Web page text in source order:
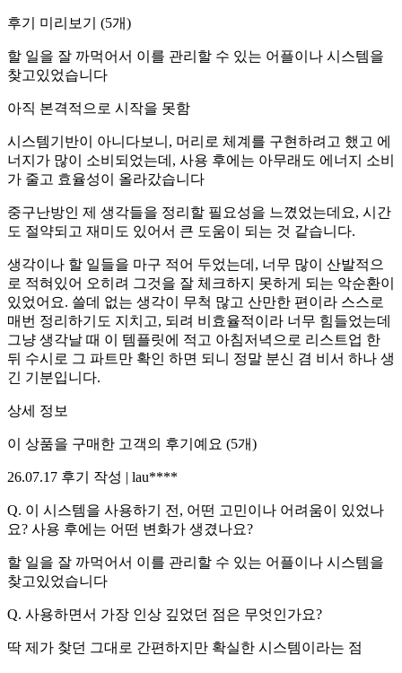
후기 미리보기 (5개)
할 일을 잘 까먹어서 이를 관리할 수 있는 어플이나 시스템을
찾고있었습니다
아직 본격적으로 시작을 못함
시스템기반이 아니다보니, 머리로 체계를 구현하려고 했고 에
너지가 많이 소비되었는데, 사용 후에는 아무래도 에너지 소비
가 줄고 효율성이 올라갔습니다
중구난방인 제 생각들을 정리할 필요성을 느꼈었는데요, 시간
도 절약되고 재미도 있어서 큰 도움이 되는 것 같습니다.
생각이나 할 일들을 마구 적어 두었는데, 너무 많이 산발적으
로 적혀있어 오히려 그것을 잘 체크하지 못하게 되는 악순환이
있었어요. 쓸데 없는 생각이 무척 많고 산만한 편이라 스스로
매번 정리하기도 지치고, 되려 비효율적이라 너무 힘들었는데
그냥 생각날 때 이 템플릿에 적고 아침저녁으로 리스트업 한
뒤 수시로 그 파트만 확인 하면 되니 정말 분신 겸 비서 하나 생
긴 기분입니다.
상세 정보
이 상품을 구매한 고객의 후기예요 (5개)
26.07.17 후기 작성 | lau****
Q. 이 시스템을 사용하기 전, 어떤 고민이나 어려움이 있었나
요? 사용 후에는 어떤 변화가 생겼나요?
할 일을 잘 까먹어서 이를 관리할 수 있는 어플이나 시스템을
찾고있었습니다
Q. 사용하면서 가장 인상 깊었던 점은 무엇인가요?
딱 제가 찾던 그대로 간편하지만 확실한 시스템이라는 점